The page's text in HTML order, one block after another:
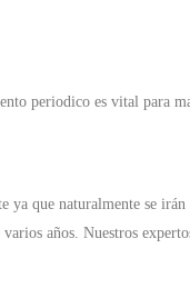
periodico es vital para
que naturalmente se
años. Nuestros